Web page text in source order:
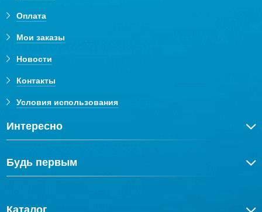
Оплата
Мои заказы
Новости
Контакты
Условия использования
Интересно
Будь первым